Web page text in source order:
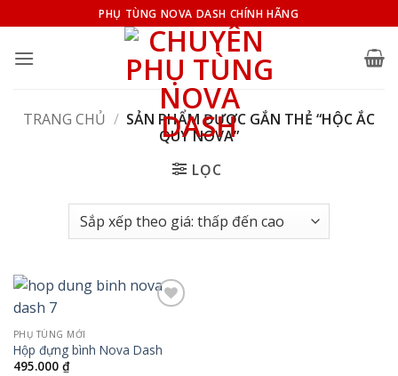
qua
nội
PHỤ TÙNG NOVA DASH CHÍNH HÃNG
TRANG CHỦ / SẢN PHẨM ĐƯỢC GẮN THẺ “HỘC ẮC
QUY NOVA”
LỌC
PHỤ TÙNG MỚI
Hộp đựng bình Nova Dash
495.000 ₫